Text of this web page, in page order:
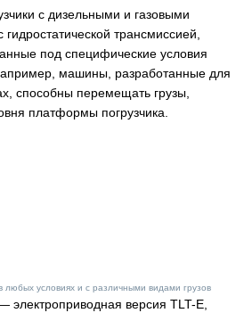
с дизельными и газовыми
трансмиссией,
под специфические условия
машины, разработанные для
способны перемещать грузы,
платформы погрузчика.
любых условиях и с различными видами грузов
электроприводная версия TLT-E,